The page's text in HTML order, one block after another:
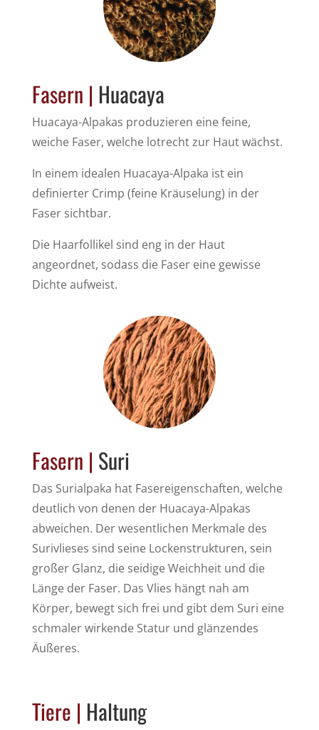
Fasern | Huacaya
Huacaya-Alpakas produzieren eine feine,
weiche Faser, welche lotrecht zur Haut wächst.
In einem idealen Huacaya-Alpaka ist ein
definierter Crimp (feine Kräuselung) in der
Faser sichtbar.
Die Haarfollikel sind eng in der Haut
angeordnet, sodass die Faser eine gewisse
Dichte aufweist.
Fasern | Suri
Das Surialpaka hat Fasereigenschaften, welche
deutlich von denen der Huacaya-Alpakas
abweichen. Der wesentlichen Merkmale des
Surivlieses sind seine Lockenstrukturen, sein
großer Glanz, die seidige Weichheit und die
Länge der Faser. Das Vlies hängt nah am
Körper, bewegt sich frei und gibt dem Suri eine
schmaler wirkende Statur und glänzendes
Äußeres.
Tiere | Haltung